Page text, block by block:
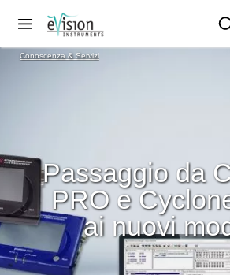
Conoscenza & Servizi
Passaggio da
PRO e
ai nuovi